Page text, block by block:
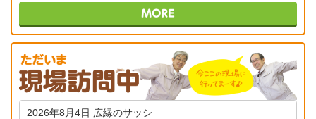
2026年8月4日 広縁のサッシ